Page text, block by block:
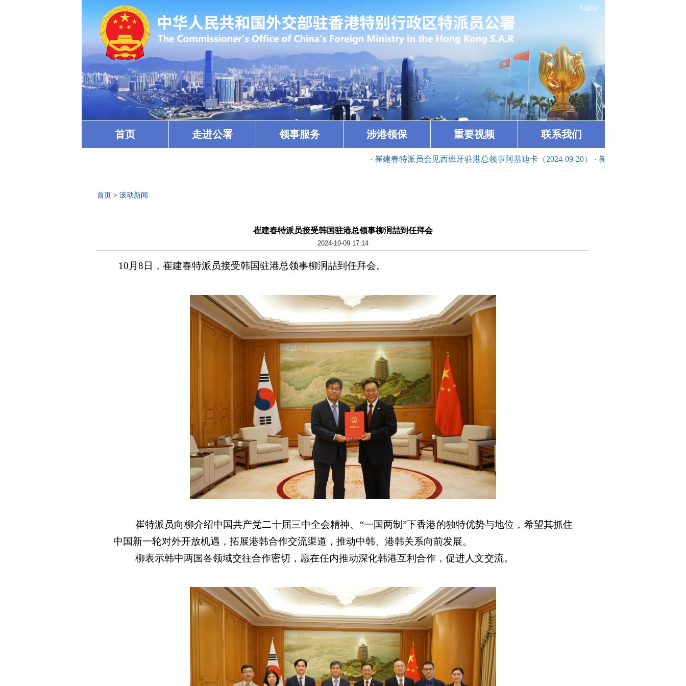
English
首页 走进公署 领事服务 涉港领保 重要视频 联系我们
· 崔建春特派员会见西班牙驻港总领事阿基迪卡（2024-09-20） · 崔建春特派员会见多米尼加驻
首页 > 滚动新闻
崔建春特派员接受韩国驻港总领事柳泂喆到任拜会
2024-10-09 17:14
10月8日，崔建春特派员接受韩国驻港总领事柳泂喆到任拜会。
崔特派员向柳介绍中国共产党二十届三中全会精神、“一国两制”下香港的独特优势与地位，希望其抓住
中国新一轮对外开放机遇，拓展港韩合作交流渠道，推动中韩、港韩关系向前发展。
柳表示韩中两国各领域交往合作密切，愿在任内推动深化韩港互利合作，促进人文交流。